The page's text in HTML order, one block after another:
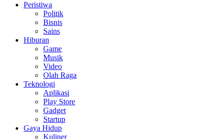
Peristiwa
Politik
Bisnis
Sains
Hiburan
Game
Musik
Video
Olah Raga
Teknologi
Aplikasi
Play Store
Gadget
Startup
Gaya Hidup
Kuliner